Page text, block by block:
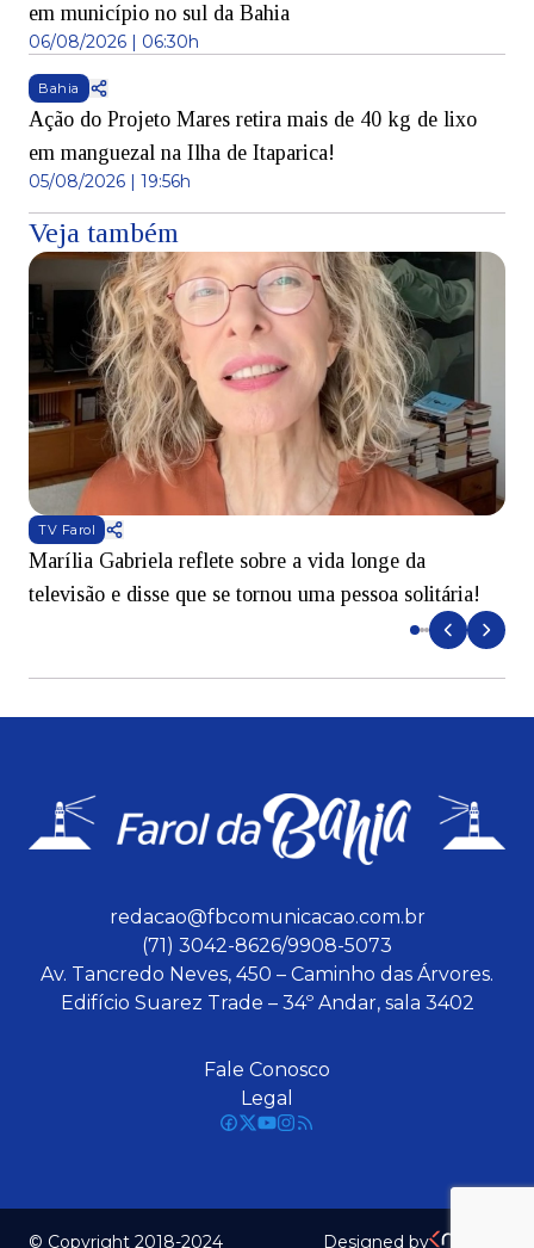
em município no sul da Bahia
06/08/2026 | 06:30h
Bahia
Ação do Projeto Mares retira mais de 40 kg de lixo
em manguezal na Ilha de Itaparica!
05/08/2026 | 19:56h
Veja também
TV Farol
Marília Gabriela reflete sobre a vida longe da
televisão e disse que se tornou uma pessoa solitária!
redacao@fbcomunicacao.com.br
(71) 3042-8626/9908-5073
Av. Tancredo Neves, 450 – Caminho das Árvores.
Edifício Suarez Trade – 34º Andar, sala 3402
Fale Conosco
Legal
© Copyright 2018-2024 Designed by